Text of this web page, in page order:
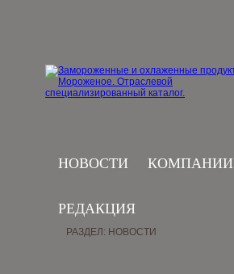
НОВОСТИ КОМПАНИИ
РЕДАКЦИЯ
РАЗДЕЛ: НОВОСТИ